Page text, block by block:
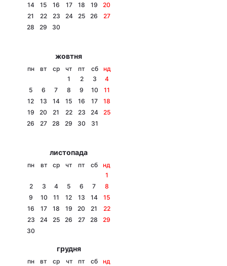
14
15 16 17 18 19
20
21
22 23 24 25 26
27
28
29 30
жовтня
пн вт ср чт пт сб
нд
1
2 3
4
5
6 7 8 9 10
11
12
13 14 15 16 17
18
19
20 21 22 23 24
25
26
27 28 29 30 31
листопада
пн вт ср чт пт сб
нд
1
2
3 4 5 6 7
8
9
10 11 12 13 14
15
16
17 18 19 20 21
22
23
24 25 26 27 28
29
30
грудня
пн вт ср чт пт сб
нд